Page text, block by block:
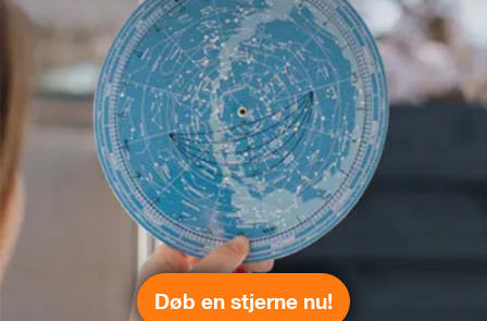
Døb en stjerne nu!